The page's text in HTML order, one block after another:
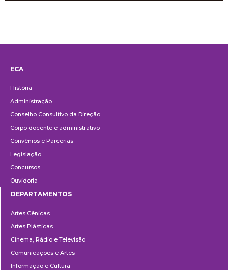
ECA
História
Administração
Conselho Consultivo da Direção
Corpo docente e administrativo
Convênios e Parcerias
Legislação
Concursos
Ouvidoria
DEPARTAMENTOS
Artes Cênicas
Artes Plásticas
Cinema, Rádio e Televisão
Comunicações e Artes
Informação e Cultura